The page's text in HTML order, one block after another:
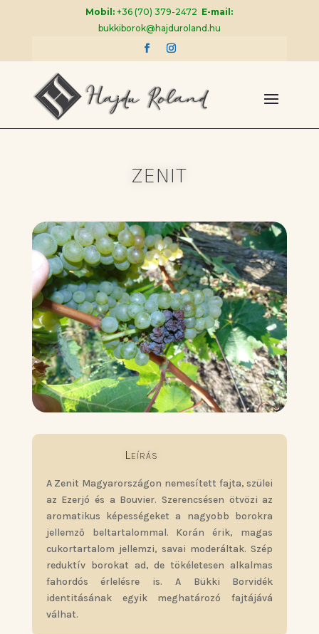
Mobil: +36 (70) 379-2472 E-mail:
bukkiborok@hajduroland.hu
ZENIT
Leírás
A Zenit Magyarországon nemesített fajta, szülei
az Ezerjó és a Bouvier. Szerencsésen ötvözi az
aromatikus képességeket a nagyobb borokra
jellemző beltartalommal. Korán érik, magas
cukortartalom jellemzi, savai moderáltak. Szép
reduktív borokat ad, de tökéletesen alkalmas
fahordós érlelésre is. A Bükki Borvidék
identitásának egyik meghatározó fajtájává
válhat.